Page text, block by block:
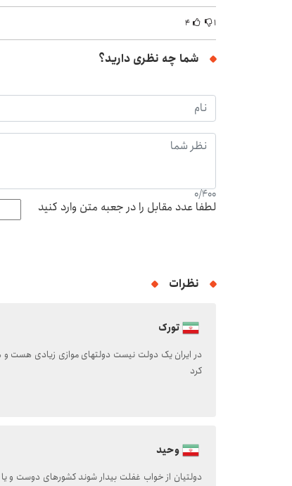
۱ ۴
شما چه نظری دارید؟
0/400
لطفا عدد مقابل را در جعبه متن وارد کنید
نظرات
تورک
در ایران یک دولت نیست دولتهای موازی زیادی هست
کرد
وحید
دولتیان از خواب غفلت بیدار شوند کشورهای دوست و